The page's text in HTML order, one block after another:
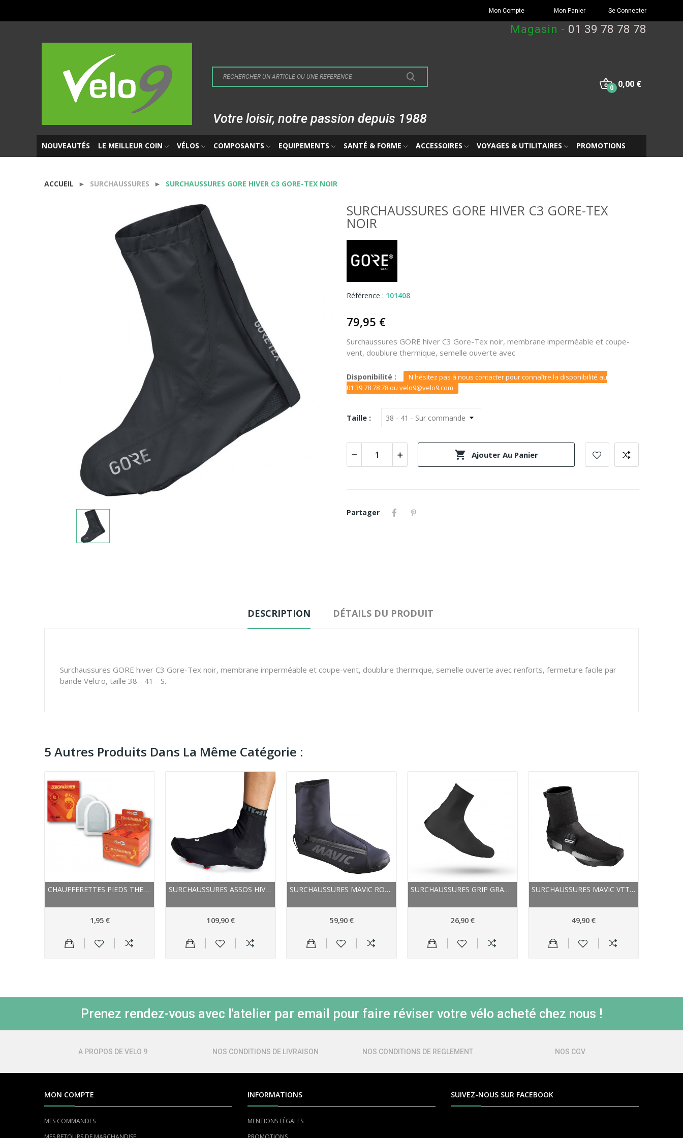
Mon Compte Mon Panier Se Connecter
Magasin - 01 39 78 78 78
Votre loisir, notre passion depuis 1988
0,00 €
0
NOUVEAUTÉS LE MEILLEUR COIN VÉLOS COMPOSANTS EQUIPEMENTS SANTÉ & FORME ACCESSOIRES VOYAGES & UTILITAIRES PROMOTIONS
ACCUEIL SURCHAUSSURES SURCHAUSSURES GORE HIVER C3 GORE-TEX NOIR
SURCHAUSSURES GORE HIVER C3 GORE-TEX
NOIR
Référence : 101408
79,95 €
Surchaussures GORE hiver C3 Gore-Tex noir, membrane imperméable et coupe-
vent, doublure thermique, semelle ouverte avec
Disponibilité :
N'hésitez pas à nous contacter pour connaître la disponibilité au
01 39 78 78 78 ou velo9@velo9.com
Taille :
 Ajouter Au Panier
Partager
DESCRIPTION DÉTAILS DU PRODUIT
Surchaussures GORE hiver C3 Gore-Tex noir, membrane imperméable et coupe-vent, doublure thermique, semelle ouverte avec renforts, fermeture facile par
bande Velcro, taille 38 - 41 - S.
5 Autres Produits Dans La Même Catégorie :
CHAUFFERETTES PIEDS THERMOPAD EXTRA WARM 95X75MM
1,95 €
SURCHAUSSURES ASSOS HIVER FUGUBOOTIE NOIR
109,90 €
SURCHAUSSURES MAVIC ROUTE ESSENTIAL THERMO NOIR
59,90 €
SURCHAUSSURES GRIP GRAB ROUTE RACE AERO 2...
26,90 €
SURCHAUSSURES MAVIC VTT CROSSMAX THERMO NOIR...
49,90 €
Prenez rendez-vous avec l'atelier par email pour faire réviser votre vélo acheté chez nous !
A PROPOS DE VELO 9 NOS CONDITIONS DE LIVRAISON NOS CONDITIONS DE REGLEMENT NOS CGV
MON COMPTE
MES COMMANDES
INFORMATIONS
MENTIONS LÉGALES
SUIVEZ-NOUS SUR FACEBOOK